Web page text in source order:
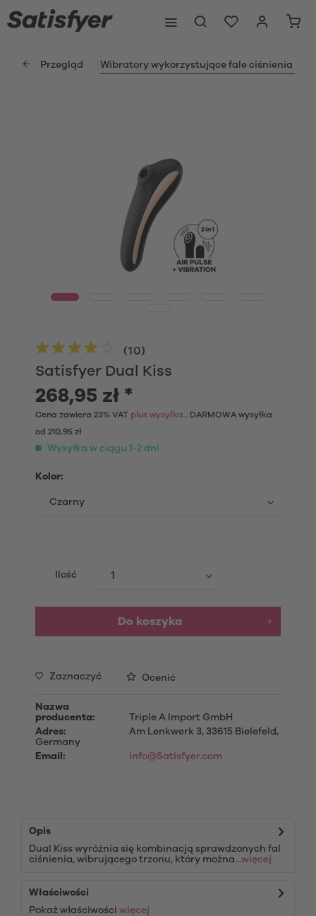
Przegląd Wibratory wykorzystujące fale ciśnienia
Satisfyer Dual Kiss
(10)
268,95 zł *
Cena zawiera 23% VAT plus wysyłka.. DARMOWA wysyłka
od 210,95 zł
Wysyłka w ciągu 1-2 dni
Kolor:
Ilość
Do koszyka
Zaznaczyć Ocenić
Nazwa
producenta:
Triple A Import GmbH
Adres:
Am Lenkwerk 3, 33615 Bielefeld,
Germany
Email:
info@Satisfyer.com
Opis
Dual Kiss wyróżnia się kombinacją sprawdzonych fal
ciśnienia, wibrującego trzonu, który można...więcej
Właściwości
Pokaż właściwości więcej